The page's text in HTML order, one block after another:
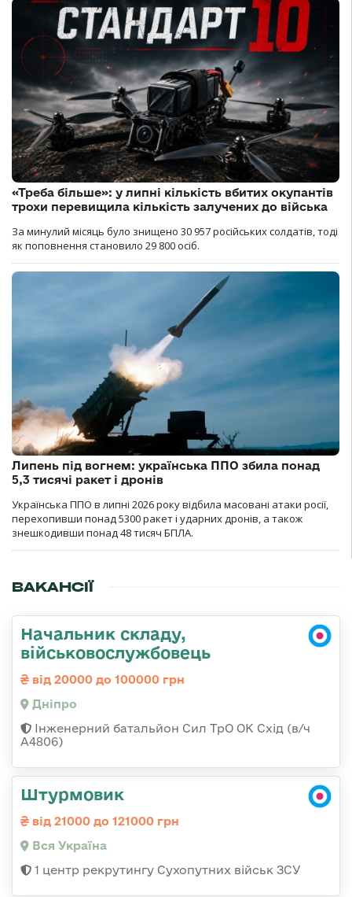
«Треба більше»: у липні кількість вбитих окупантів
трохи перевищила кількість залучених до війська
За минулий місяць було знищено 30 957 російських солдатів, тоді
як поповнення становило 29 800 осіб.
Липень під вогнем: українська ППО збила понад
5,3 тисячі ракет і дронів
Українська ППО в липні 2026 року відбила масовані атаки росії,
перехопивши понад 5300 ракет і ударних дронів, а також
знешкодивши понад 48 тисяч БПЛА.
ВАКАНСІЇ
Начальник складу,
військовослужбовець
від 20000 до 100000 грн
Дніпро
Інженерний батальйон Сил ТрО ОК Схід (в/ч
А4806)
Штурмовик
від 21000 до 121000 грн
Вся Україна
1 центр рекрутингу Сухопутних військ ЗСУ